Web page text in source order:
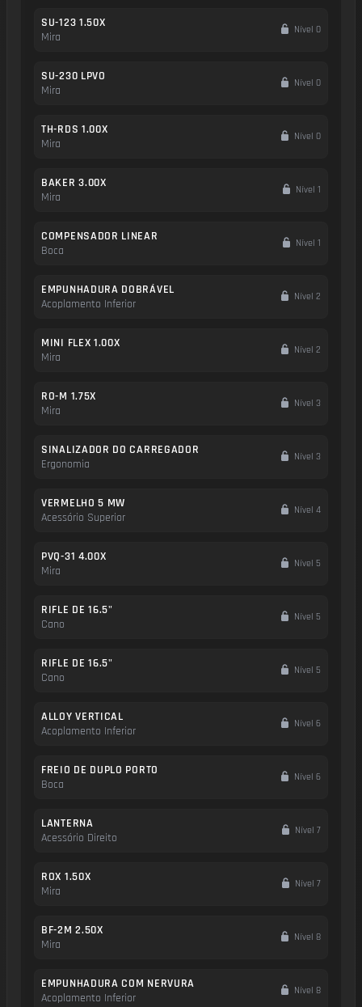
SU-123 1.50X
Mira
Nível 0
SU-230 LPVO
Mira
Nível 0
TH-RDS 1.00X
Mira
Nível 0
BAKER 3.00X
Mira
Nível 1
COMPENSADOR LINEAR
Boca
Nível 1
EMPUNHADURA DOBRÁVEL
Acoplamento Inferior
Nível 2
MINI FLEX 1.00X
Mira
Nível 2
RO-M 1.75X
Mira
Nível 3
SINALIZADOR DO CARREGADOR
Ergonomia
Nível 3
VERMELHO 5 MW
Acessório Superior
Nível 4
PVQ-31 4.00X
Mira
Nível 5
RIFLE DE 16.5"
Cano
Nível 5
RIFLE DE 16.5"
Cano
Nível 5
ALLOY VERTICAL
Acoplamento Inferior
Nível 6
FREIO DE DUPLO PORTO
Boca
Nível 6
LANTERNA
Acessório Direito
Nível 7
ROX 1.50X
Mira
Nível 7
BF-2M 2.50X
Mira
Nível 8
EMPUNHADURA COM NERVURA
Acoplamento Inferior
Nível 8